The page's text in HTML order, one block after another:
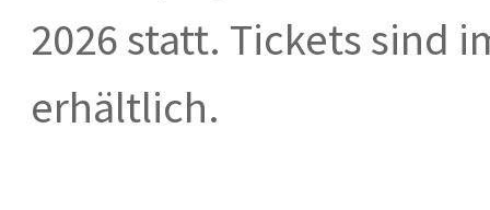
2026 statt. Tickets sind
erhältlich.